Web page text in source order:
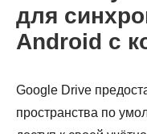
для
Android с
Google Drive
пространства по